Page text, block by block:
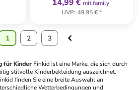
14,99 € mit family
UVP: 49,95 €*
1 2 3
für Kinder Finkid ist eine Marke, die sich durch
stilvolle Kinderbekleidung auszeichnet.
finden Sie eine breite Auswahl an
Wetterbedingungen und